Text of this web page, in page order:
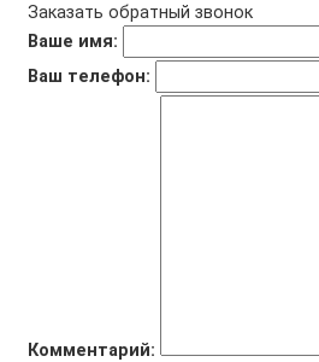
Заказать обратный звонок
Ваше имя:
Ваш телефон:
Комментарий: